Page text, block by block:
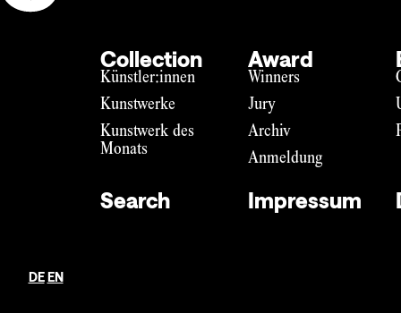
Collection
Künstler:innen
Kunstwerke
Kunstwerk des
Monats
Award
Winners
Jury
Archiv
Anmeldung
Search Impressum
DE EN